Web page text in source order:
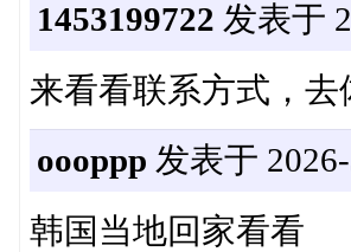
1453199722 发表于
来看看联系方式，去
oooppp 发表于
韩国当地回家看看